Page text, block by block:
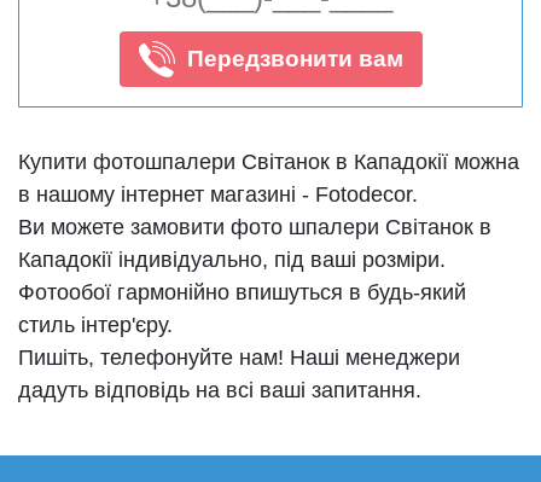
Передзвонити вам
Купити фотошпалери Світанок в Кападокії можна
в нашому інтернет магазині - Fotodecor.
Ви можете замовити фото шпалери Світанок в
Кападокії індивідуально, під ваші розміри.
Фотообої гармонійно впишуться в будь-який
стиль інтер'єру.
Пишіть, телефонуйте нам! Наші менеджери
дадуть відповідь на всі ваші запитання.